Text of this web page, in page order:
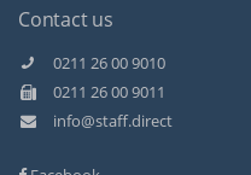
Contact us
0211 26 00 9010
0211 26 00 9011
info@staff.direct